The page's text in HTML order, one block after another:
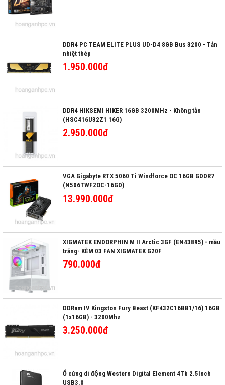
DDR4 PC TEAM ELITE PLUS UD-D4 8GB Bus 3200 - Tản
nhiệt thép
1.950.000đ
DDR4 HIKSEMI HIKER 16GB 3200MHz - Không tản
(HSC416U32Z1 16G)
2.950.000đ
VGA Gigabyte RTX 5060 Ti Windforce OC 16GB GDDR7
(N506TWF2OC-16GD)
13.990.000đ
XIGMATEK ENDORPHIN M II Arctic 3GF (EN43895) - mầu
trắng- KÈM 03 FAN XIGMATEK G20F
790.000đ
DDRam IV Kingston Fury Beast (KF432C16BB1/16) 16GB
(1x16GB) - 3200Mhz
3.250.000đ
Ổ cứng di động Western Digital Element 4Tb 2.5Inch
USB3.0